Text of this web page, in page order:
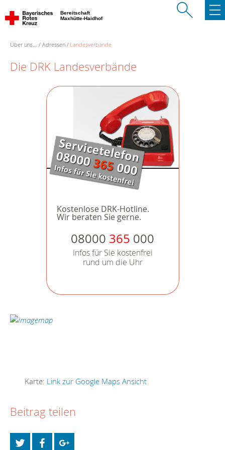
Bereitschaft
Maxhütte-Haidhof
Über uns... Adressen Landesverbände
Die DRK Landesverbände
Kostenlose DRK-Hotline.
Wir beraten Sie gerne.
08000 365 000
Infos für Sie kostenfrei
rund um die Uhr
Karte: Link zur Google Maps Ansicht
Beitrag teilen